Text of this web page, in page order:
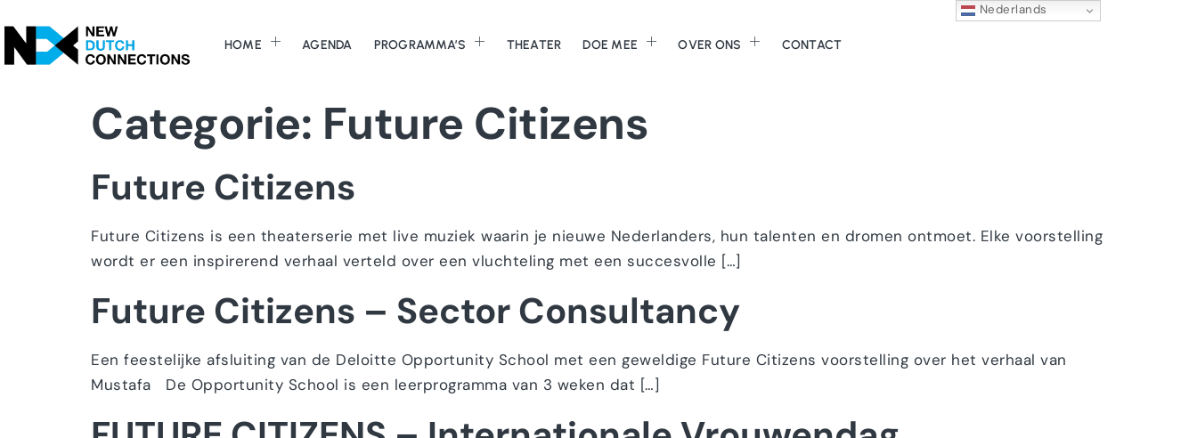
HOME AGENDA PROGRAMMA’S THEATER DOE MEE OVER ONS CONTACT
Categorie: Future Citizens
Future Citizens
Future Citizens is een theaterserie met live muziek waarin je nieuwe Nederlanders, hun talenten en dromen ontmoet. Elke voorstelling
wordt er een inspirerend verhaal verteld over een vluchteling met een succesvolle […]
Future Citizens – Sector Consultancy
Een feestelijke afsluiting van de Deloitte Opportunity School met een geweldige Future Citizens voorstelling over het verhaal van
Mustafa De Opportunity School is een leerprogramma van 3 weken dat […]
Nederlands